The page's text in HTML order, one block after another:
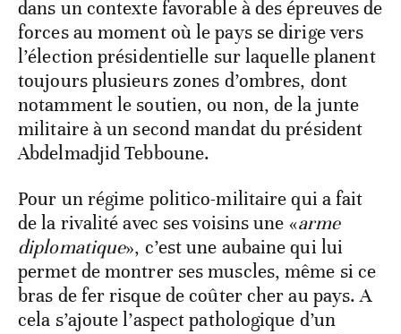
dans un contexte favorable à des épreuves de
forces au moment où le pays se dirige vers
l’élection présidentielle sur laquelle planent
toujours plusieurs zones d’ombres, dont
notamment le soutien, ou non, de la junte
militaire à un second mandat du président
Abdelmadjid Tebboune.
Pour un régime politico-militaire qui a fait
de la rivalité avec ses voisins une «arme
diplomatique», c’est une aubaine qui lui
permet de montrer ses muscles, même si ce
bras de fer risque de coûter cher au pays. A
cela s’ajoute l’aspect pathologique d’un